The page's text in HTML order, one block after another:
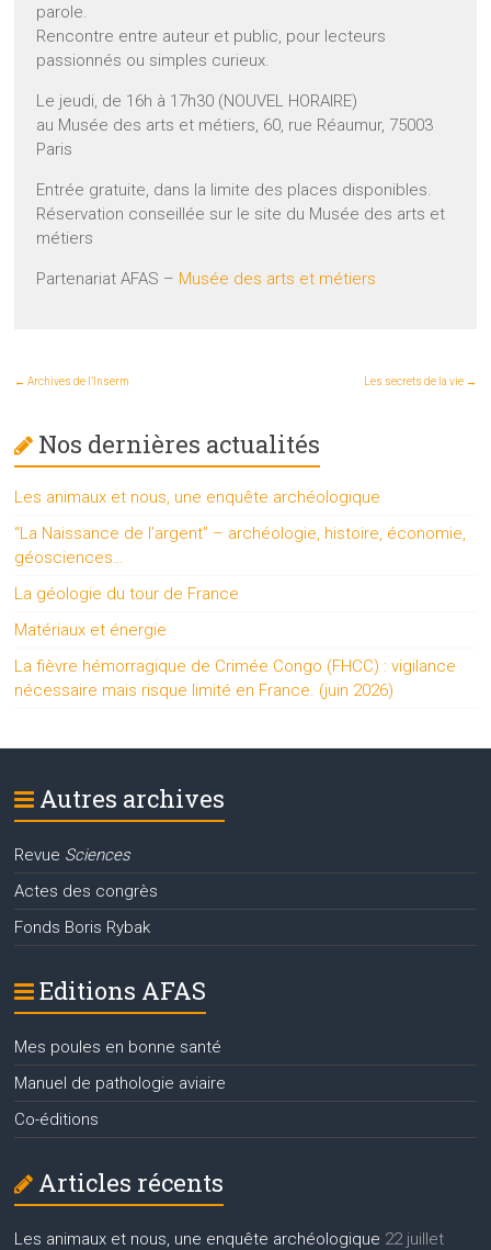
parole.
Rencontre entre auteur et public, pour lecteurs
passionnés ou simples curieux.
Le jeudi, de 16h à 17h30 (NOUVEL HORAIRE)
au Musée des arts et métiers, 60, rue Réaumur, 75003
Paris
Entrée gratuite, dans la limite des places disponibles.
Réservation conseillée sur le site du Musée des arts et
métiers
Partenariat AFAS – Musée des arts et métiers
← Archives de l’Inserm Les secrets de la vie →
Nos dernières actualités
Les animaux et nous, une enquête archéologique
“La Naissance de l’argent” – archéologie, histoire, économie,
géosciences…
La géologie du tour de France
Matériaux et énergie
La fièvre hémorragique de Crimée Congo (FHCC) : vigilance
nécessaire mais risque limité en France. (juin 2026)
Autres archives
Revue Sciences
Actes des congrès
Fonds Boris Rybak
Editions AFAS
Mes poules en bonne santé
Manuel de pathologie aviaire
Co-éditions
Articles récents
Les animaux et nous, une enquête archéologique 22 juillet